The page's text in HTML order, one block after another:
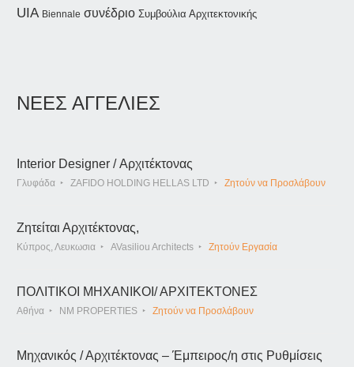
UIA Biennale συνέδριο Συμβούλια Αρχιτεκτονικής
ΝΕΕΣ ΑΓΓΕΛΙΕΣ
Interior Designer / Αρχιτέκτονας
Γλυφάδα ZAFIDO HOLDING HELLAS LTD Ζητούν να Προσλάβουν
Ζητείται Αρχιτέκτονας,
Κύπρος, Λευκωσια AVasiliou Architects Ζητούν Εργασία
ΠΟΛΙΤΙΚΟΙ ΜΗΧΑΝΙΚΟΙ/ ΑΡΧΙΤΕΚΤΟΝΕΣ
Αθήνα NM PROPERTIES Ζητούν να Προσλάβουν
Μηχανικός / Αρχιτέκτονας – Έμπειρος/η στις Ρυθμίσεις